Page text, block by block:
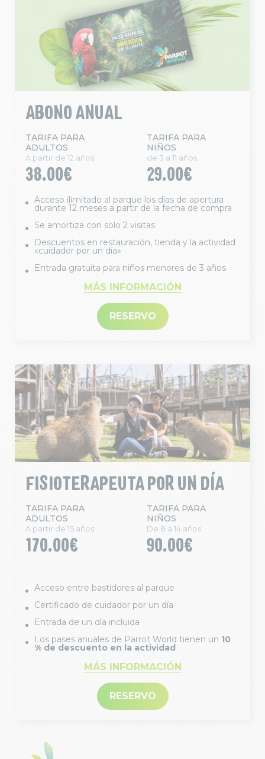
ABONO ANUAL
TARIFA PARA
ADULTOS
A partir de 12 años
38.00€
TARIFA PARA
NIÑOS
de 3 a 11 años
29.00€
Acceso ilimitado al parque los días de apertura
durante 12 meses a partir de la fecha de compra
Se amortiza con solo 2 visitas
Descuentos en restauración, tienda y la actividad
«cuidador por un día»
Entrada gratuita para niños menores de 3 años
MÁS INFORMACIÓN
RESERVO
FISIOTERAPEUTA POR UN DÍA
TARIFA PARA
ADULTOS
A partir de 15 años
170.00€
TARIFA PARA
NIÑOS
De 8 a 14 años
90.00€
Acceso entre bastidores al parque
Certificado de cuidador por un día
Entrada de un día incluida
Los pases anuales de Parrot World tienen un 10
% de descuento en la actividad
MÁS INFORMACIÓN
RESERVO